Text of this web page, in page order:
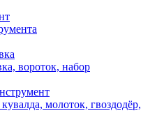
вороток, набор
молоток, гвоздодёр,